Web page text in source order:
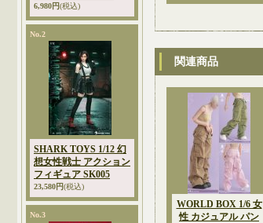
6,980円(税込)
No.2
SHARK TOYS 1/12 幻
想女性戦士 アクション
フィギュア SK005
23,580円(税込)
No.3
関連商品
WORLD BOX 1/6 女
性 カジュアル パン